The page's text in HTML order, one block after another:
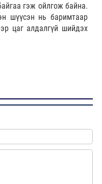
гэж ойлгож байна.
шүүсэн нь баримтаар
цаг алдалгүй шийдэх